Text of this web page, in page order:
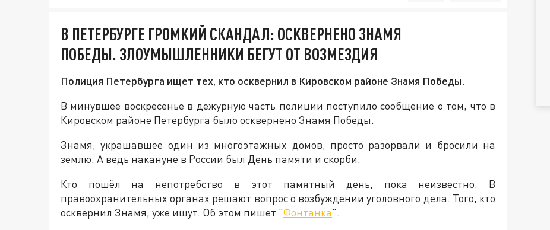
В ПЕТЕРБУРГЕ ГРОМКИЙ СКАНДАЛ: ОСКВЕРНЕНО ЗНАМЯ
ПОБЕДЫ. ЗЛОУМЫШЛЕННИКИ БЕГУТ ОТ ВОЗМЕЗДИЯ
Полиция Петербурга ищет тех, кто осквернил в Кировском районе Знамя Победы.
В минувшее воскресенье в дежурную часть полиции поступило сообщение о том, что в
Кировском районе Петербурга было осквернено Знамя Победы.
Знамя, украшавшее один из многоэтажных домов, просто разорвали и бросили на
землю. А ведь накануне в России был День памяти и скорби.
Кто пошёл на непотребство в этот памятный день, пока неизвестно. В
правоохранительных органах решают вопрос о возбуждении уголовного дела. Того, кто
осквернил Знамя, уже ищут. Об этом пишет "Фонтанка".